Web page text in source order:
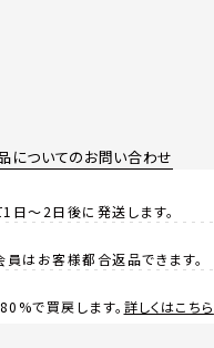
についてのお問い合わせ
日～2日後に発送します。
員はお客様都合返品できます。
で買戻します。 詳しくはこちら